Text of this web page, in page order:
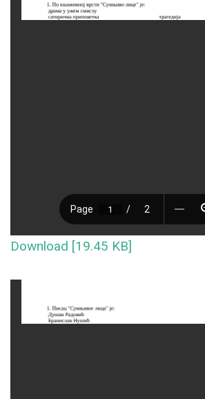
Download [19.45 KB]